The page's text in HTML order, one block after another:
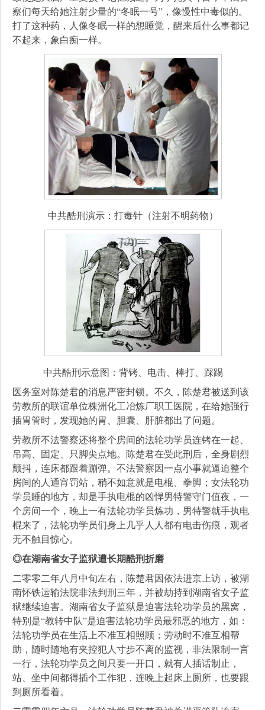
察们每天给她注射少量的“冬眠一号”，像慢性中毒似的。
打了这种药，人像冬眠一样的想睡觉，醒来后什么事都记
不起来，象白痴一样。
中共酷刑演示：打毒针（注射不明药物）
中共酷刑示意图：背铐、电击、棒打、踩踢
医务室对陈楚君的消息严密封锁。不久，陈楚君被送到该
劳教所的联谊单位株洲化工冶炼厂职工医院，在给她强行
插胃管时，发现她的胃、胆囊、肝脏都出了问题。
劳教所不法警察还将整个房间的法轮功学员连铐在一起、
吊高、固定、只脚尖点地。陈楚君在受此刑后，全身剧烈
颤抖，连床都跟着蹦弹。不法警察因一点小事就逼迫整个
房间的人通宵罚站，稍不如意就是电棍、拳脚；女法轮功
学员睡的地方，却是手执电棍的凶悍男特警守门值夜，一
个房间一个，晚上一有法轮功学员炼功，男特警就手执电
棍来了，法轮功学员们身上几乎人人都有电击伤痕，观者
无不触目惊心。
◎在湖南省女子监狱遭长期酷刑折磨
二零零二年八月中旬左右，陈楚君因依法进京上访，被湖
南怀铁运输法院非法判刑三年，并被劫持到湖南省女子监
狱继续迫害。湖南省女子监狱是迫害法轮功学员的黑窝，
特别是“教转中队”是迫害法轮功学员最邪恶的地方，如：
法轮功学员在生活上不准互相照顾；劳动时不准互相帮
助，随时随地有夹控犯人寸步不离的监视，非法限制一言
一行，法轮功学员之间只要一开口，就有人插话制止，
站、坐中间都得插个工作犯，连晚上起床上厕所，也要跟
到厕所看着。